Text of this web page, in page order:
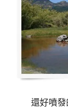
還好噴